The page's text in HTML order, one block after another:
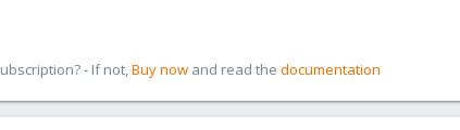
- If not,Buy now and read the documentation